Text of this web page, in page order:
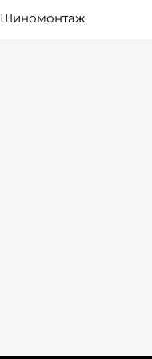
Шиномонтаж